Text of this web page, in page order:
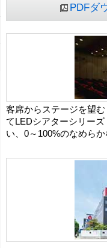
PDFダ
客席からステージを望
てLEDシアターシリー
い、0～100%のなめらか